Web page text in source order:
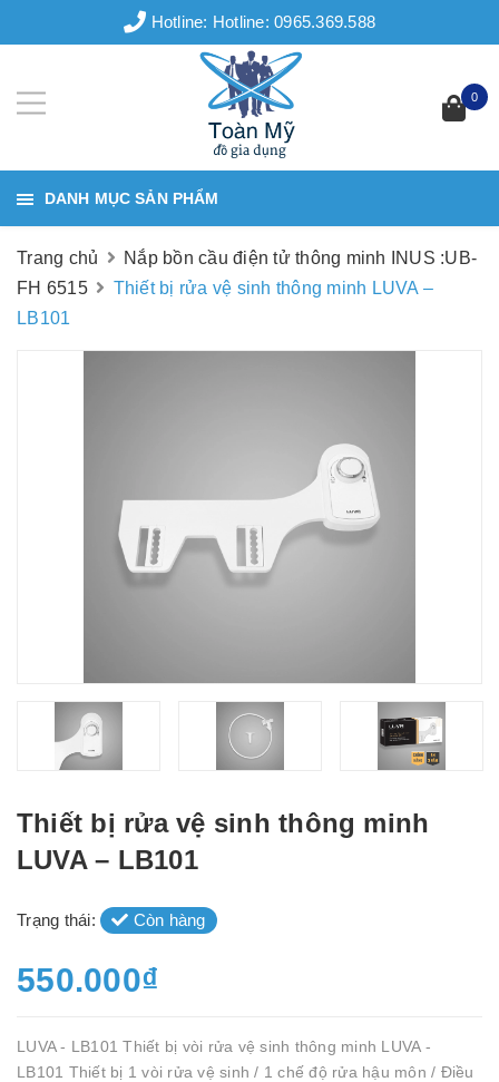
Hotline: Hotline: 0965.369.588
0
DANH MỤC SẢN PHẨM
Trang chủ
Nắp bồn cầu điện tử thông minh INUS :UB-
FH 6515
Thiết bị rửa vệ sinh thông minh LUVA –
LB101
Thiết bị rửa vệ sinh thông minh
LUVA – LB101
Trạng thái: Còn hàng
550.000₫
LUVA - LB101 Thiết bị vòi rửa vệ sinh thông minh LUVA -
LB101 Thiết bị 1 vòi rửa vệ sinh / 1 chế độ rửa hậu môn / Điều